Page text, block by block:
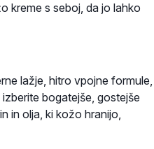
kreme s seboj, da jo lahko
lažje, hitro vpojne formule,
bogatejše, gostejše
in olja, ki kožo hranijo,